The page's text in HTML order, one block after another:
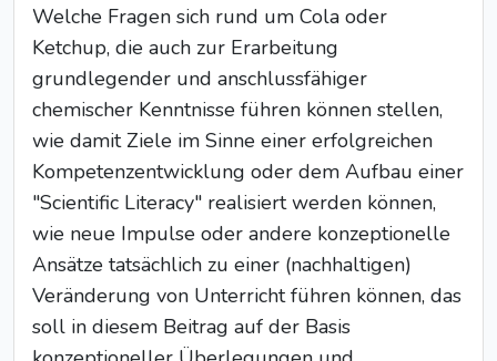
Welche Fragen sich rund um Cola oder
Ketchup, die auch zur Erarbeitung
grundlegender und anschlussfähiger
chemischer Kenntnisse führen können stellen,
wie damit Ziele im Sinne einer erfolgreichen
Kompetenzentwicklung oder dem Aufbau einer
"Scientific Literacy" realisiert werden können,
wie neue Impulse oder andere konzeptionelle
Ansätze tatsächlich zu einer (nachhaltigen)
Veränderung von Unterricht führen können, das
soll in diesem Beitrag auf der Basis